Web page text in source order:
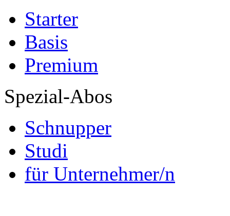
Starter
Basis
Premium
Spezial-Abos
Schnupper
Studi
für Unternehmer/n